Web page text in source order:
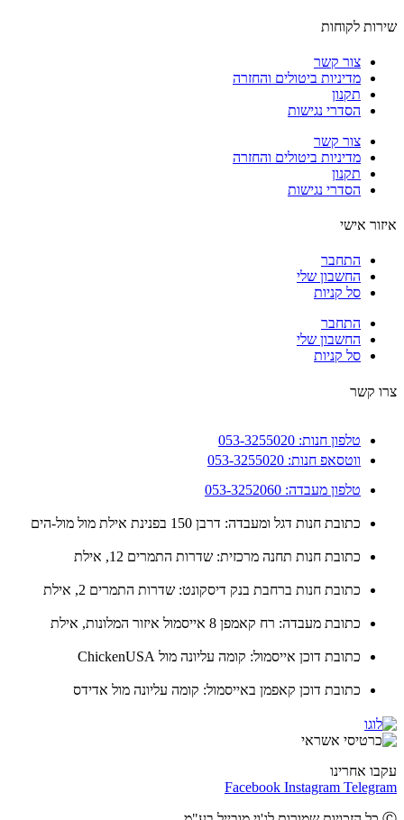
לקוחות
צור קשר
מדיניות ביטולים והחזרה
תקנון
הסדרי נגישות
צור קשר
מדיניות ביטולים והחזרה
תקנון
הסדרי נגישות
אישי
התחבר
החשבון שלי
סל קניות
התחבר
החשבון שלי
סל קניות
קשר
טלפון חנות: 053-3255020
ווטסאפ חנות: 053-3255020
טלפון מעבדה: 053-3252060
כתובת חנות דגל ומעבדה: דרבן 150 בפנינת אילת מול מול-הים
כתובת חנות תחנה מרכזית: שדרות התמרים 12, אילת
כתובת חנות ברחבת בנק דיסקונט: שדרות התמרים 2, אילת
כתובת מעבדה: רח קאמפן 8 אייסמול איזור המלונות, אילת
כתובת דוכן אייסמול: קומה עליונה מול ChickenUSA
כתובת דוכן קאפמן באייסמול: קומה עליונה מול אדידס
אחרינו
Facebook Instagram